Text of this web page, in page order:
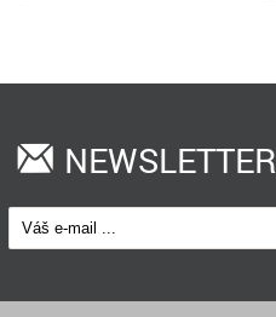
NEWSLETTER